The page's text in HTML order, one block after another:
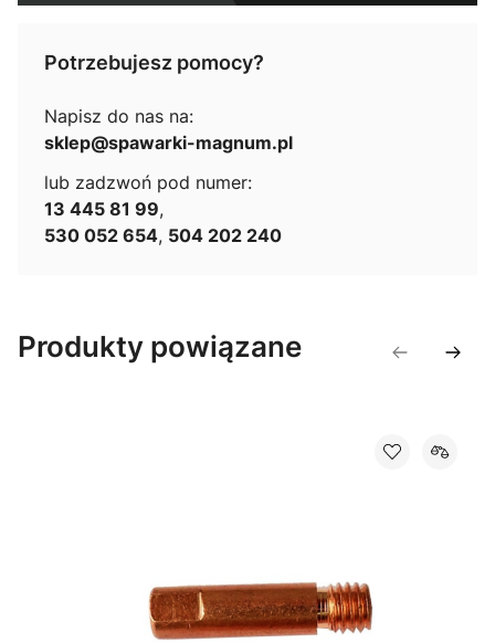
Potrzebujesz pomocy?
Napisz do nas na:
sklep@spawarki-magnum.pl
lub zadzwoń pod numer:
13 445 81 99,
530 052 654, 504 202 240
Produkty powiązane